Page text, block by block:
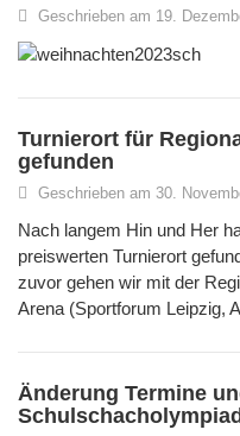
Geschrieben am 19.
Turnierort für
gefunden
Geschrieben am 30.
Nach langem Hin und Her
preiswerten Turnierort
zuvor gehen wir mit der
Arena (Sportforum Leipzig,
Änderung Termine